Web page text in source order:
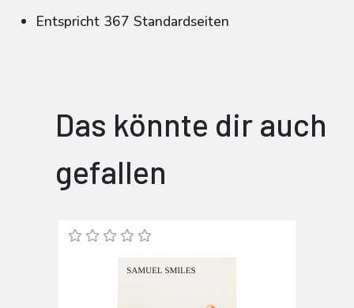
Entspricht 367 Standardseiten
Das könnte dir auch
gefallen